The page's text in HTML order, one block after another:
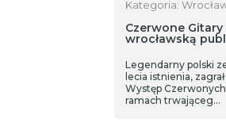
Kategoria:
Czerwone Gitary
wrocławską
Legendarny polski
lecia istnienia,
Występ
ramach trwająceg…